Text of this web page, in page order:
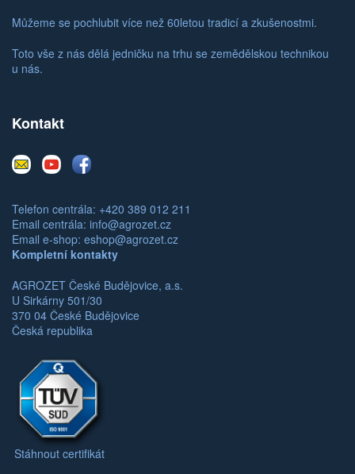
Můžeme se pochlubit více než 60letou tradicí a zkušenostmi.
Toto vše z nás dělá jedničku na trhu se zemědělskou technikou
u nás.
Kontakt
E-
mail
YoutubeFacebook
Telefon centrála: +420 389 012 211
Email centrála: info@agrozet.cz
Email e-shop: eshop@agrozet.cz
Kompletní kontakty
AGROZET České Budějovice, a.s.
U Sirkárny 501/30
370 04 České Budějovice
Česká republika
Stáhnout certifikát